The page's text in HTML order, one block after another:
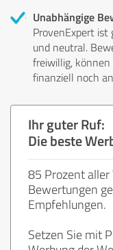
Unabhängige
ProvenExpert ist
und neutral.
freiwillig,
finanziell noch
Ihr guter Ruf:
Die beste
85 Prozent
Bewertungen
Empfehlungen.
Setzen Sie mit